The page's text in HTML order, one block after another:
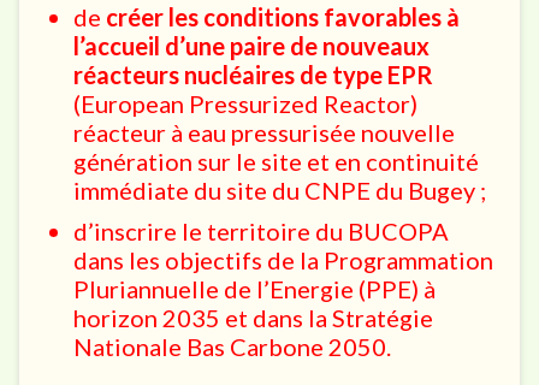
de créer les conditions favorables à
l’accueil d’une paire de nouveaux
réacteurs nucléaires de type EPR
(European Pressurized Reactor)
réacteur à eau pressurisée nouvelle
génération sur le site et en continuité
immédiate du site du CNPE du Bugey ;
d’inscrire le territoire du BUCOPA
dans les objectifs de la Programmation
Pluriannuelle de l’Energie (PPE) à
horizon 2035 et dans la Stratégie
Nationale Bas Carbone 2050.